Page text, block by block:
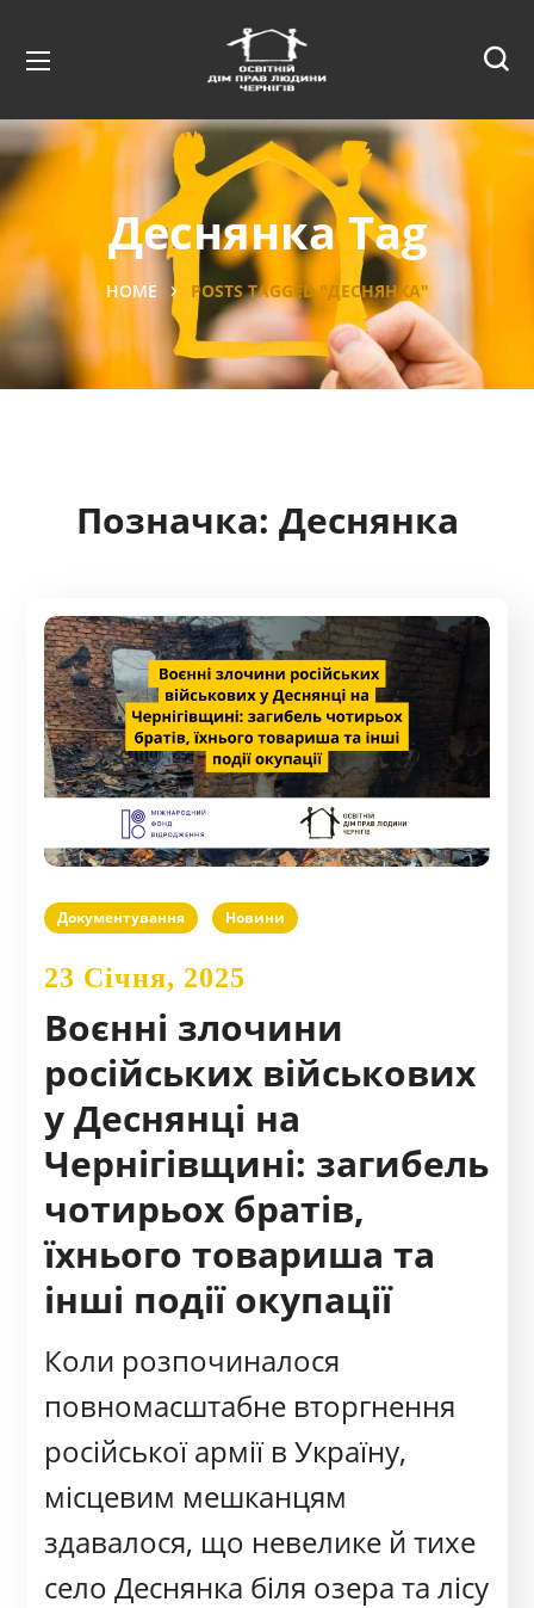
Деснянка Tag
HOME POSTS TAGGED "ДЕСНЯНКА"
Позначка: Деснянка
Документування Новини
23 Січня, 2025
Воєнні злочини
російських військових
у Деснянці на
Чернігівщині: загибель
чотирьох братів,
їхнього товариша та
інші події окупації
Коли розпочиналося
повномасштабне вторгнення
російської армії в Україну,
місцевим мешканцям
здавалося, що невелике й тихе
село Деснянка біля озера та лісу